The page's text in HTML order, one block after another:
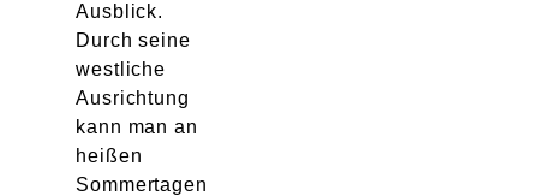
Ausblick.
Durch seine
westliche
Ausrichtung
kann man an
heißen
Sommertagen